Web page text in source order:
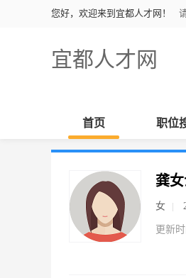
您好，欢迎来到宜都人才网！
宜都人才网
首页 职位
龚
女
更新